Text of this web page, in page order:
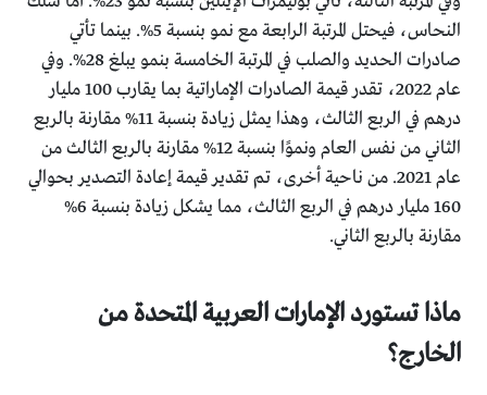
النحاس، فيحتل المرتبة الرابعة مع نمو بنسبة 5%. بينما تأتي
صادرات الحديد والصلب في المرتبة الخامسة بنمو يبلغ 28%. وفي
عام 2022، تقدر قيمة الصادرات الإماراتية بما يقارب 100 مليار
درهم في الربع الثالث، وهذا يمثل زيادة بنسبة 11% مقارنة بالربع
الثاني من نفس العام ونموًا بنسبة 12% مقارنة بالربع الثالث من
عام 2021. من ناحية أخرى، تم تقدير قيمة إعادة التصدير بحوالي
160 مليار درهم في الربع الثالث، مما يشكل زيادة بنسبة 6%
مقارنة بالربع الثاني.
ماذا تستورد الإمارات العربية المتحدة من
الخارج؟